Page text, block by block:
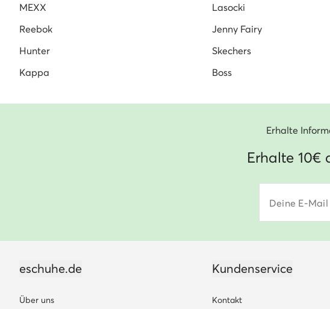
MEXX
Lasocki
Reebok
Jenny Fairy
Hunter
Skechers
Kappa
Boss
Erhalte
Erhalte 10€
Deine E-Mail
eschuhe.de
Über uns
Kundenservice
Kontakt